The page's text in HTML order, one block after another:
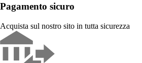
Pagamento sicuro
Acquista sul nostro sito in tutta sicurezza